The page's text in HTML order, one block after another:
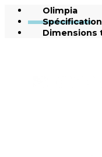
Olimpia
Dimensions